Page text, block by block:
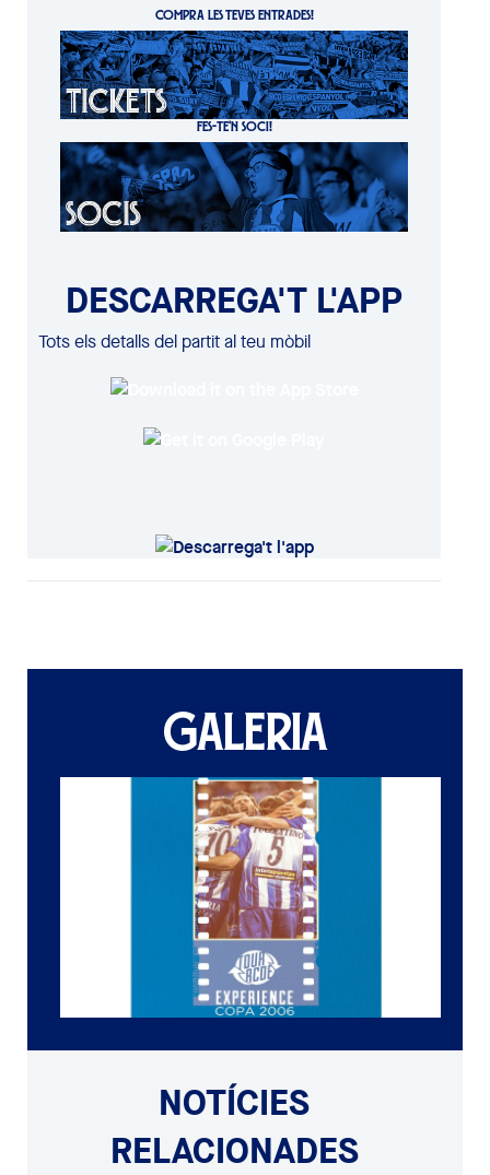
COMPRA LES TEVES ENTRADES!
FES-TE'N SOCI!
DESCARREGA'T L'APP
Tots els detalls del partit al teu mòbil
GALERIA
NOTÍCIES
RELACIONADES